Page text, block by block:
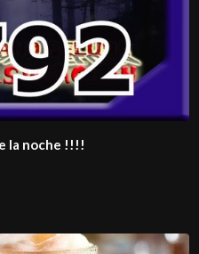
la noche !!!!